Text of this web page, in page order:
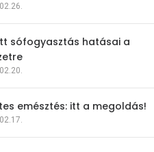
sófogyasztás hatásai a
emésztés: itt a megoldás!